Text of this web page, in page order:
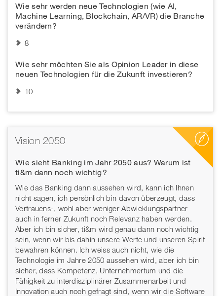
Wie sehr werden neue Technologien (wie AI,
Machine Learning, Blockchain, AR/VR) die Branche
verändern?
8
Wie sehr möchten Sie als Opinion Leader in diese
neuen Technologien für die Zukunft investieren?
10
Vision 2050
Wie sieht Banking im Jahr 2050 aus? Warum ist
ti&m dann noch wichtig ?
Wie das Banking dann aussehen wird, kann ich Ihnen
nicht sagen, ich persönlich bin davon überzeugt, dass
Vertrauens-, wohl aber weniger Abwicklungspartner
auch in ferner Zukunft noch Relevanz haben werden.
Aber ich bin sicher, ti&m wird genau dann noch wichtig
sein, wenn wir bis dahin unsere Werte und unseren Spirit
bewahren können. Ich weiss auch nicht, wie die
Technologie im Jahre 2050 aussehen wird, aber ich bin
sicher, dass Kompetenz, Unternehmertum und die
Fähigkeit zu interdisziplinärer Zusammenarbeit und
Innovation auch noch gefragt sind, wenn wir die Software